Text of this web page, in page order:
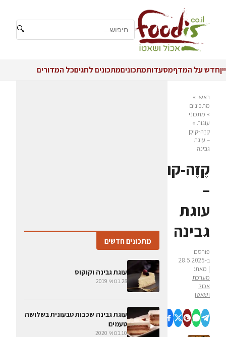
🔍
ייןחדש על המדףמסעדותמתכוניםמתכונים לחגיםכל המדורים
ראשי »
מתכונים
» מתכוני
עוגות »
קֶזֶה-קוּכֶן
– עוגת
גבינה
קֶזֶה-קוּכֶן
–
עוגת
גבינה
פורסם
ב-28.5.2025
| מאת:
מערכת
אכול
ושאטו
מתכונים חדשים
עוגת גבינה וקוקוס
28 במאי 2019
עוגת גבינה שכבות טבעונית בשלושה
טעמים
10 במאי 2020